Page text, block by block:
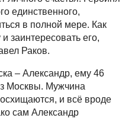
единственного,
в полной мере. Как
заинтересовать его,
Раков.
– Александр, ему 46
Москвы. Мужчина
и всё вроде
сам Александр